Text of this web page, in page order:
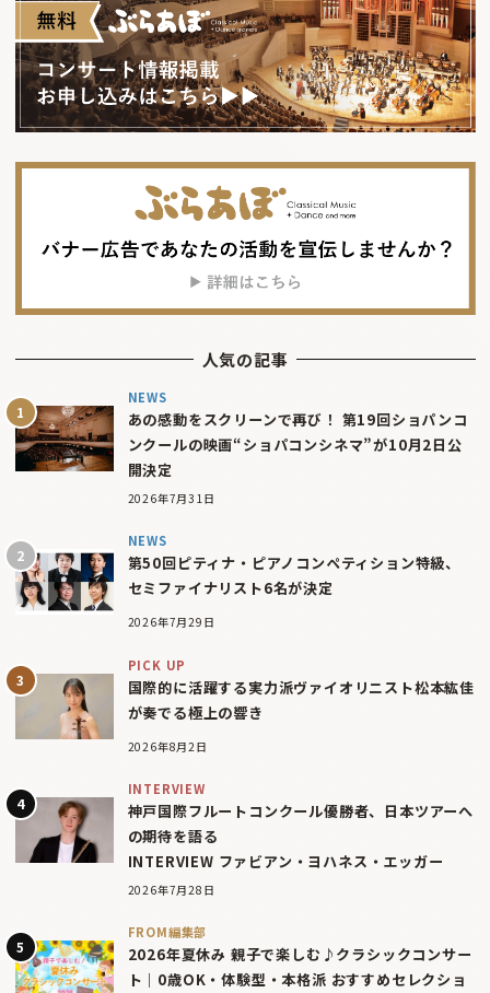
人気の記事
NEWS
あの感動をスクリーンで再び！ 第19回ショパンコ
ンクールの映画“ショパコンシネマ”が10月2日公
開決定
2026年7月31日
NEWS
第50回ピティナ・ピアノコンペティション特級、
セミファイナリスト6名が決定
2026年7月29日
PICK UP
国際的に活躍する実力派ヴァイオリニスト松本紘佳
が奏でる極上の響き
2026年8月2日
INTERVIEW
神戸国際フルートコンクール優勝者、日本ツアーへ
の期待を語る
INTERVIEW ファビアン・ヨハネス・エッガー
2026年7月28日
FROM編集部
2026年夏休み 親子で楽しむ♪クラシックコンサー
ト｜0歳OK・体験型・本格派 おすすめセレクショ